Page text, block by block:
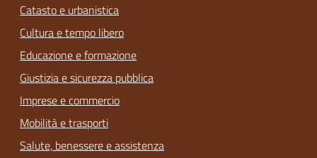
Catasto e urbanistica
Cultura e tempo libero
Educazione e formazione
Giustizia e sicurezza pubblica
Imprese e commercio
Mobilità e trasporti
Salute, benessere e assistenza